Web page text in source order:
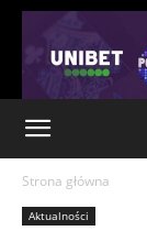
Strona główna
Aktualności